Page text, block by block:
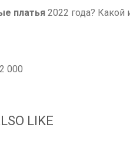
платья 2022 года? Какой
2 000
LIKE